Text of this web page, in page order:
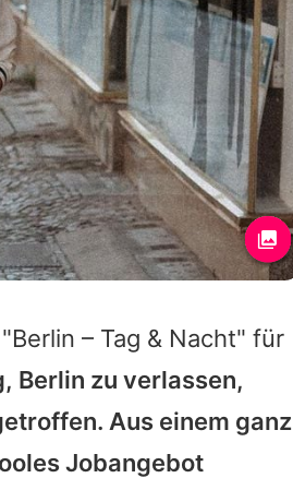
– Tag & Nacht" für
Berlin zu verlassen,
Aus einem ganz
Jobangebot